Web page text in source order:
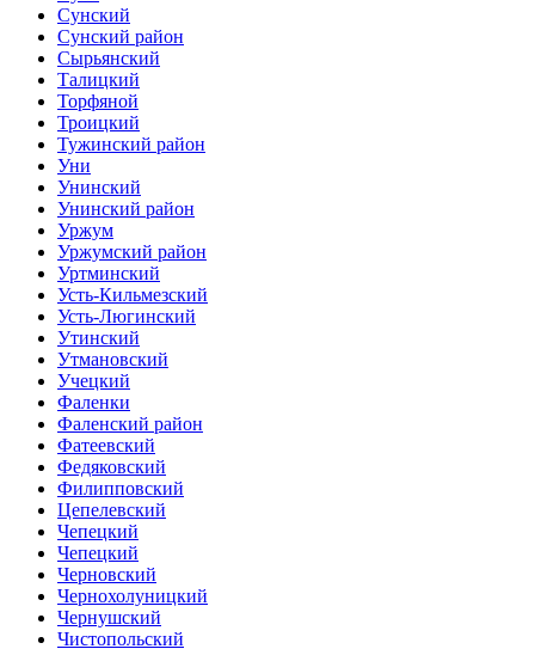
Сунский
Сунский район
Сырьянский
Талицкий
Торфяной
Троицкий
Тужинский район
Уни
Унинский
Унинский район
Уржум
Уржумский район
Уртминский
Усть-Кильмезский
Усть-Люгинский
Утинский
Утмановский
Учецкий
Фаленки
Фаленский район
Фатеевский
Федяковский
Филипповский
Цепелевский
Чепецкий
Чепецкий
Черновский
Чернохолуницкий
Чернушский
Чистопольский